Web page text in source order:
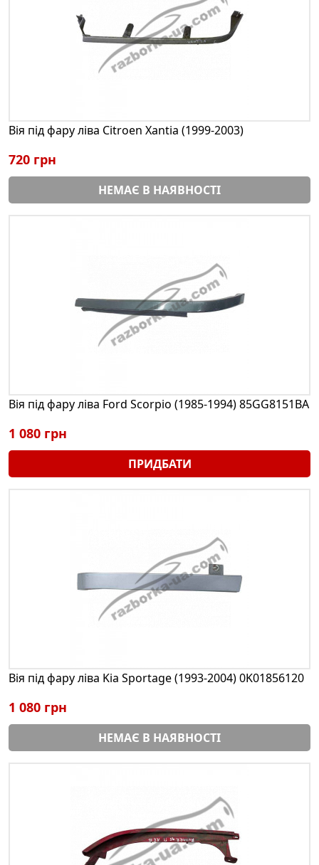
Вія під фару ліва Citroen Xantia (1999-2003)
720 грн
НЕМАЄ В НАЯВНОСТІ
Вія під фару ліва Ford Scorpio (1985-1994) 85GG8151BA
1 080 грн
ПРИДБАТИ
Вія під фару ліва Kia Sportage (1993-2004) 0K01856120
1 080 грн
НЕМАЄ В НАЯВНОСТІ